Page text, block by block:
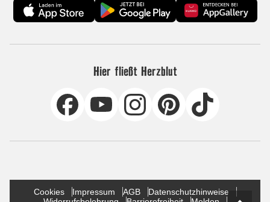
Hier fließt Herzblut
Cookies Impressum AGB
Datenschutzhinweise